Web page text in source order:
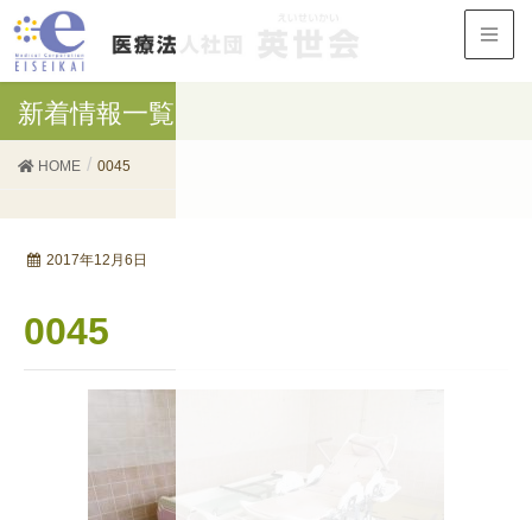
新着情報一覧
HOME 0045
2017年12月6日
0045